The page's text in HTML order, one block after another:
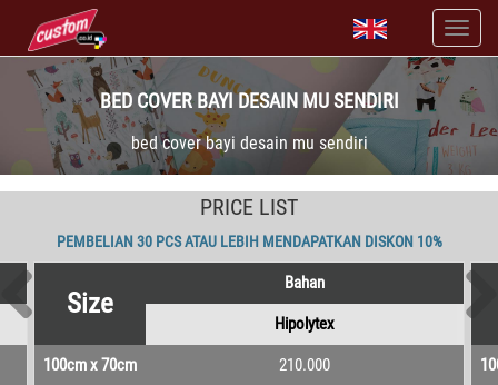
BED COVER BAYI DESAIN MU SENDIRI
bed cover bayi desain mu sendiri
PRICE LIST
PEMBELIAN 30 PCS ATAU LEBIH MENDAPATKAN DISKON 10%
Size
Bahan
Hipolytex
100cm x 70cm 210.000